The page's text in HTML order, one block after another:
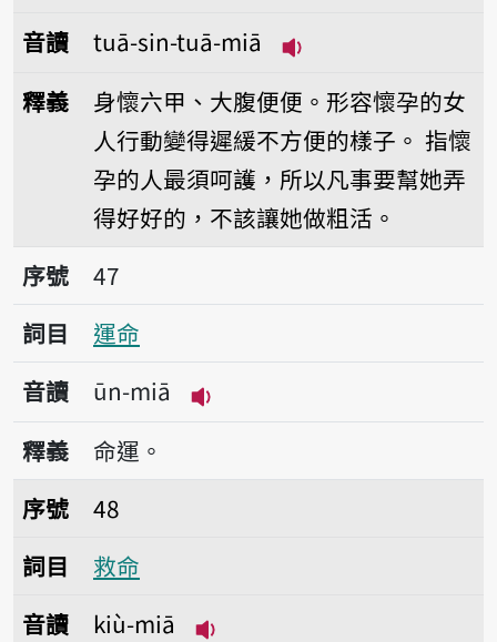
音讀
tuā-sin-tuā-miā
釋義
身懷六甲、大腹便便。形容懷孕的女
人行動變得遲緩不方便的樣子。 指懷
孕的人最須呵護，所以凡事要幫她弄
得好好的，不該讓她做粗活。
序號47運命
序號
47
詞目
運命
音讀
ūn-miā
播放音讀ūn-miā
釋義
命運。
序號48救命
序號
48
詞目
救命
音讀
kiù-miā